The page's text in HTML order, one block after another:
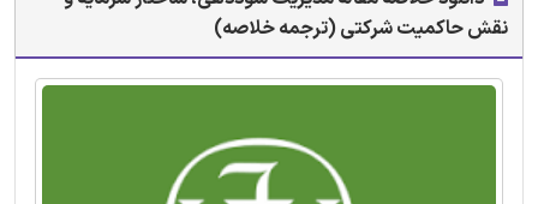
نقش حاکمیت شرکتی (ترجمه خلاصه)